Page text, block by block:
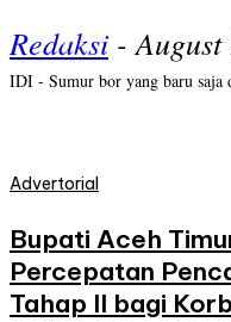
Redaksi -
IDI - Sumur bor yang baru saja
Advertorial
Bupati Aceh
Percepatan
Tahap II bagi